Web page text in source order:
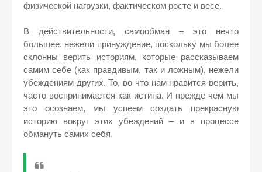
физической нагрузки, фактическом росте и весе.
В действительности, самообман – это нечто
большее, нежели принуждение, поскольку мы более
склонны верить историям, которые рассказываем
самим себе (как правдивым, так и ложным), нежели
убеждениям других. То, во что нам нравится верить,
часто воспринимается как истина. И прежде чем мы
это осознаем, мы успеем создать прекрасную
историю вокруг этих убеждений – и в процессе
обмануть самих себя.